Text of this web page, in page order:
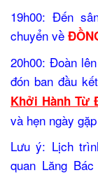
19h00: Đến
chuyển về
20h00: Đoàn
đón ban đầu
Khởi Hành Từ
và hẹn ngày
Lưu ý: Lịch
quan Lăng